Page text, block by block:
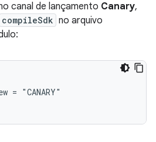
canal de lançamento Canary,
compileSdk no arquivo
= "CANARY"